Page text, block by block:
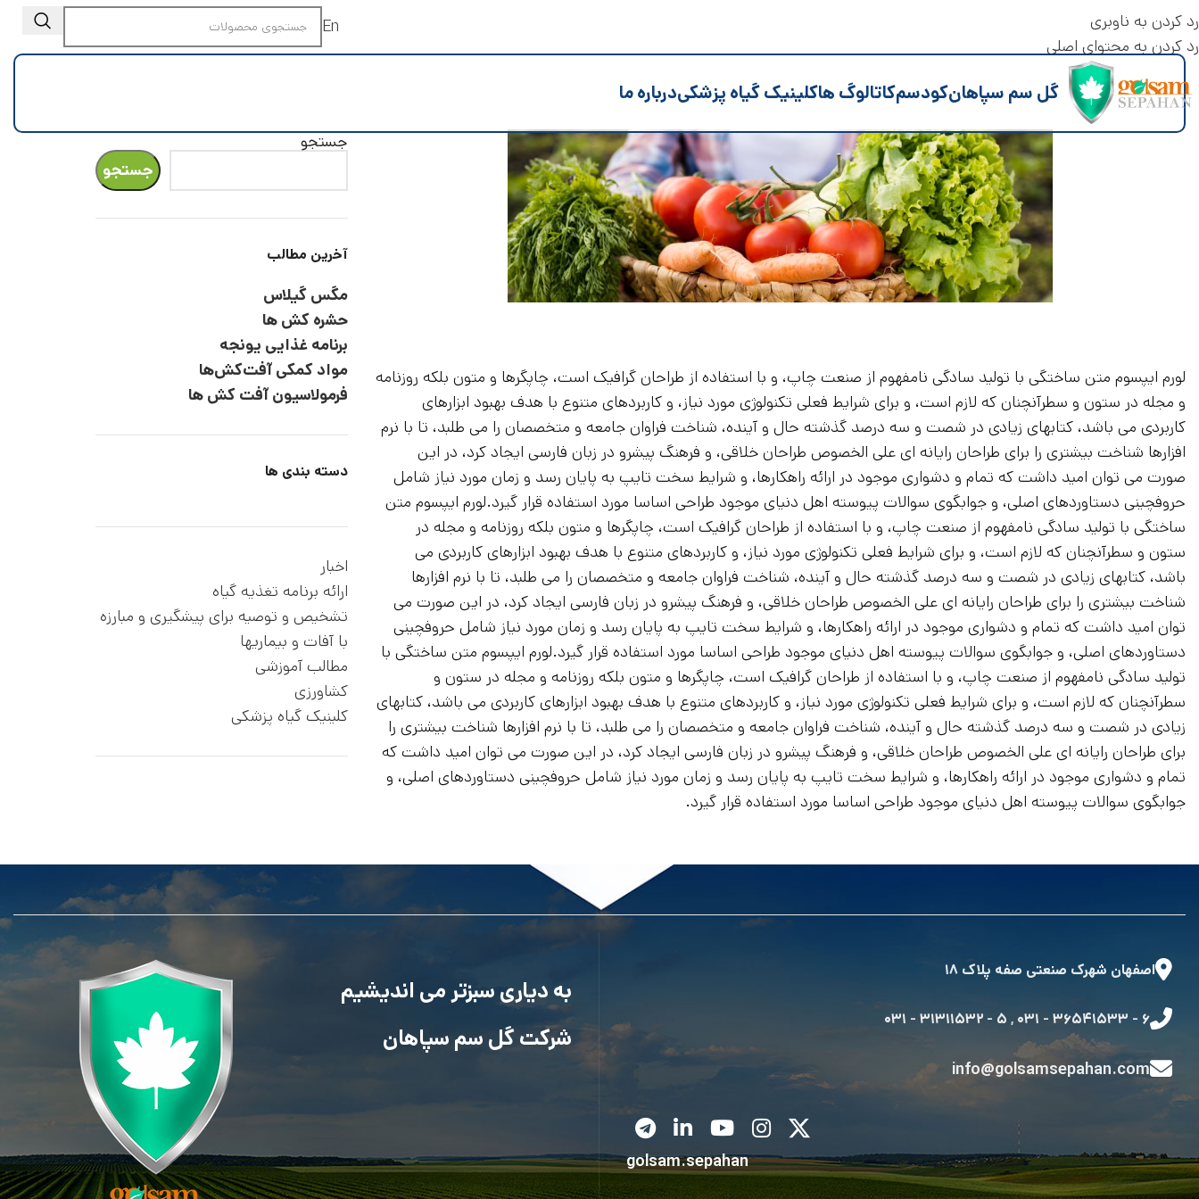
رد کردن به ناوبری
رد کردن به محتوای اصلی
En
گل سم سپاهانکودسمکاتالوگ هاکلینیک گیاه پزشکیدرباره ما
لورم ایپسوم متن ساختگی با تولید سادگی نامفهوم از صنعت چاپ، و با استفاده از طراحان گرافیک است، چاپگرها و متون بلکه روزنامه
و مجله در ستون و سطرآنچنان که لازم است، و برای شرایط فعلی تکنولوژی مورد نیاز، و کاربردهای متنوع با هدف بهبود ابزارهای
کاربردی می باشد، کتابهای زیادی در شصت و سه درصد گذشته حال و آینده، شناخت فراوان جامعه و متخصصان را می طلبد، تا با نرم
افزارها شناخت بیشتری را برای طراحان رایانه ای علی الخصوص طراحان خلاقی، و فرهنگ پیشرو در زبان فارسی ایجاد کرد، در این
صورت می توان امید داشت که تمام و دشواری موجود در ارائه راهکارها، و شرایط سخت تایپ به پایان رسد و زمان مورد نیاز شامل
حروفچینی دستاوردهای اصلی، و جوابگوی سوالات پیوسته اهل دنیای موجود طراحی اساسا مورد استفاده قرار گیرد.لورم ایپسوم متن
ساختگی با تولید سادگی نامفهوم از صنعت چاپ، و با استفاده از طراحان گرافیک است، چاپگرها و متون بلکه روزنامه و مجله در
ستون و سطرآنچنان که لازم است، و برای شرایط فعلی تکنولوژی مورد نیاز، و کاربردهای متنوع با هدف بهبود ابزارهای کاربردی می
باشد، کتابهای زیادی در شصت و سه درصد گذشته حال و آینده، شناخت فراوان جامعه و متخصصان را می طلبد، تا با نرم افزارها
شناخت بیشتری را برای طراحان رایانه ای علی الخصوص طراحان خلاقی، و فرهنگ پیشرو در زبان فارسی ایجاد کرد، در این صورت می
توان امید داشت که تمام و دشواری موجود در ارائه راهکارها، و شرایط سخت تایپ به پایان رسد و زمان مورد نیاز شامل حروفچینی
دستاوردهای اصلی، و جوابگوی سوالات پیوسته اهل دنیای موجود طراحی اساسا مورد استفاده قرار گیرد.لورم ایپسوم متن ساختگی با
تولید سادگی نامفهوم از صنعت چاپ، و با استفاده از طراحان گرافیک است، چاپگرها و متون بلکه روزنامه و مجله در ستون و
سطرآنچنان که لازم است، و برای شرایط فعلی تکنولوژی مورد نیاز، و کاربردهای متنوع با هدف بهبود ابزارهای کاربردی می باشد، کتابهای
زیادی در شصت و سه درصد گذشته حال و آینده، شناخت فراوان جامعه و متخصصان را می طلبد، تا با نرم افزارها شناخت بیشتری را
برای طراحان رایانه ای علی الخصوص طراحان خلاقی، و فرهنگ پیشرو در زبان فارسی ایجاد کرد، در این صورت می توان امید داشت که
تمام و دشواری موجود در ارائه راهکارها، و شرایط سخت تایپ به پایان رسد و زمان مورد نیاز شامل حروفچینی دستاوردهای اصلی، و
جوابگوی سوالات پیوسته اهل دنیای موجود طراحی اساسا مورد استفاده قرار گیرد.
جستجو
جستجو
آخرین مطالب
مگس گیلاس
حشره کش ها
برنامه غذایی یونجه
مواد کمکی آفت‌کش‌ها
فرمولاسیون آفت کش ها
دسته بندی ها
اخبار
ارائه برنامه تغذیه گیاه
تشخیص و توصیه برای پیشگیری و مبارزه
با آفات و بیماریها
مطالب آموزشی
کشاورزی
کلینیک گیاه پزشکی
به دیاری سبزتر می اندیشیم
شرکت گل سم سپاهان
اصفهان شهرک صنعتی صفه پلاک ۱۸
۶ - ۳۶۵۴۱۵۳۳ - ۰۳۱ , ۵ - ۳۱۳۱۱۵۳۲ - ۰۳۱
info@golsamsepahan.com
golsam.sepahan